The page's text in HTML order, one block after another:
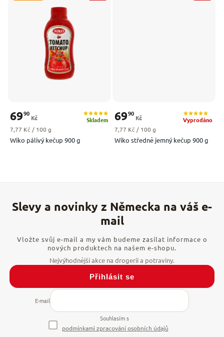
Wiko pálivý kečup 900 g
Skladem
6990
Kč
Měrná cena:
7,77 Kč / 100 g
Wiko středně jemný kečup 900 g
Vyprodáno
6990
Kč
Měrná cena:
7,77 Kč / 100 g
Vložte svůj e-mail a my vám budeme zasílat informace o
nových produktech na našem e-shopu.
E-mail
Souhlasím s
podmínkami zpracování osobních údajů
Přihlásit se